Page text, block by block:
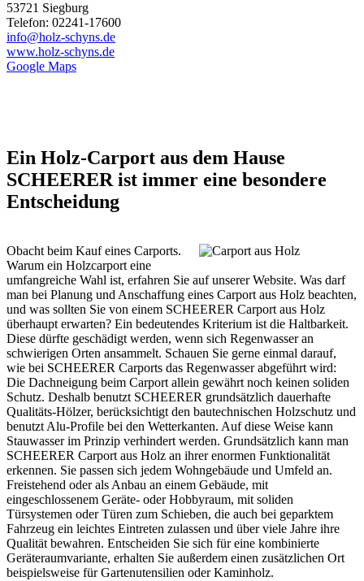
53721 Siegburg
Telefon: 02241-17600
info@holz-schyns.de
www.holz-schyns.de
Google Maps
Ein Holz-Carport aus dem Hause
SCHEERER ist immer eine besondere
Entscheidung
Obacht beim Kauf eines Carports.
Warum ein Holzcarport eine
umfangreiche Wahl ist, erfahren Sie auf unserer Website. Was darf
man bei Planung und Anschaffung eines Carport aus Holz beachten,
und was sollten Sie von einem SCHEERER Carport aus Holz
überhaupt erwarten? Ein bedeutendes Kriterium ist die Haltbarkeit.
Diese dürfte geschädigt werden, wenn sich Regenwasser an
schwierigen Orten ansammelt. Schauen Sie gerne einmal darauf,
wie bei SCHEERER Carports das Regenwasser abgeführt wird:
Die Dachneigung beim Carport allein gewährt noch keinen soliden
Schutz. Deshalb benutzt SCHEERER grundsätzlich dauerhafte
Qualitäts-Hölzer, berücksichtigt den bautechnischen Holzschutz und
benutzt Alu-Profile bei den Wetterkanten. Auf diese Weise kann
Stauwasser im Prinzip verhindert werden. Grundsätzlich kann man
SCHEERER Carport aus Holz an ihrer enormen Funktionalität
erkennen. Sie passen sich jedem Wohngebäude und Umfeld an.
Freistehend oder als Anbau an einem Gebäude, mit
eingeschlossenem Geräte- oder Hobbyraum, mit soliden
Türsystemen oder Türen zum Schieben, die auch bei geparktem
Fahrzeug ein leichtes Eintreten zulassen und über viele Jahre ihre
Qualität bewahren. Entscheiden Sie sich für eine kombinierte
Geräteraumvariante, erhalten Sie außerdem einen zusätzlichen Ort
beispielsweise für Gartenutensilien oder Kaminholz.